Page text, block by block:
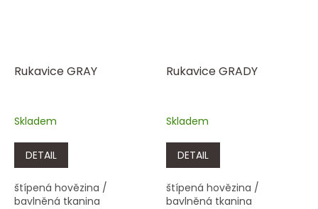
Rukavice GRAY
Skladem
DETAIL
štípená hovězina /
bavlněná tkanina
Rukavice GRADY
Skladem
DETAIL
štípená hovězina /
bavlněná tkanina